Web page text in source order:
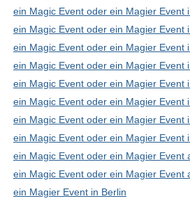
ein Magic Event oder ein Magier Event
ein Magic Event oder ein Magier Event
ein Magic Event oder ein Magier Event
ein Magic Event oder ein Magier Event
ein Magic Event oder ein Magier Event
ein Magic Event oder ein Magier Event
ein Magic Event oder ein Magier Event
ein Magic Event oder ein Magier Event
ein Magic Event oder ein Magier Event
ein Magic Event oder ein Magier Event
ein Magier Event in Berlin